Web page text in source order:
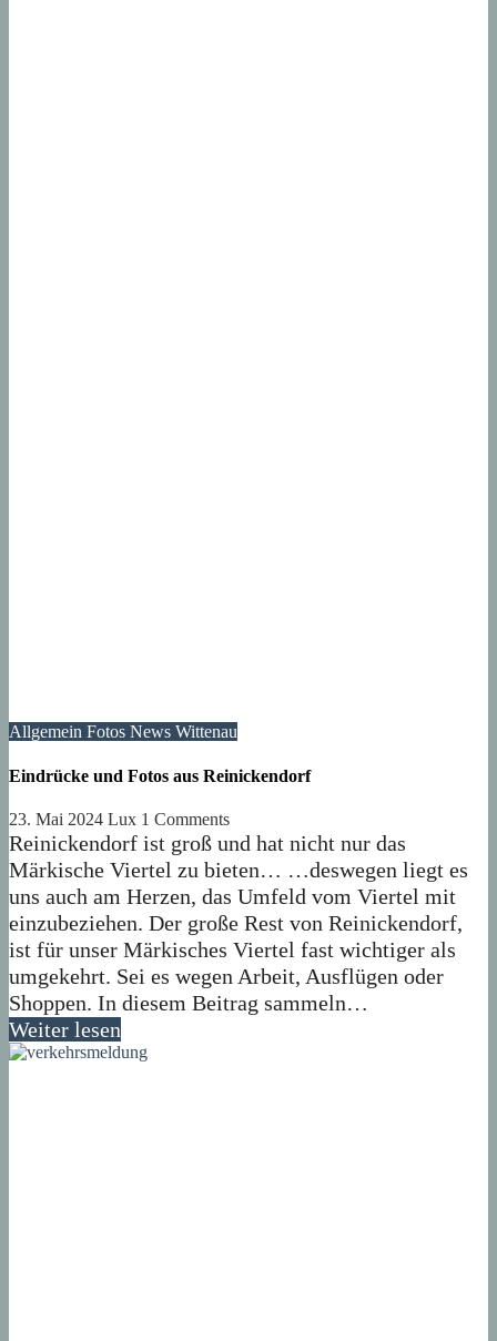
Allgemein Fotos News Wittenau
Eindrücke und Fotos aus Reinickendorf
23. Mai 2024 Lux 1 Comments
Reinickendorf ist groß und hat nicht nur das
Märkische Viertel zu bieten… …deswegen liegt es
uns auch am Herzen, das Umfeld vom Viertel mit
einzubeziehen. Der große Rest von Reinickendorf,
ist für unser Märkisches Viertel fast wichtiger als
umgekehrt. Sei es wegen Arbeit, Ausflügen oder
Shoppen. In diesem Beitrag sammeln…
Weiter lesen